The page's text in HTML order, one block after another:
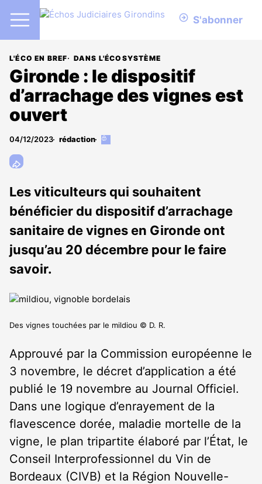
S'abonner
L'ÉCO EN BREF DANS L'ÉCOSYSTÈME
Gironde : le dispositif
d’arrachage des vignes est
ouvert
04/12/2023 rédaction
Cet
abonnés
Les viticulteurs qui souhaitent
bénéficier du dispositif d’arrachage
sanitaire de vignes en Gironde ont
jusqu’au 20 décembre pour le faire
savoir.
Des vignes touchées par le mildiou © D. R.
Approuvé par la Commission européenne le
3 novembre, le décret d’application a été
publié le 19 novembre au Journal Officiel.
Dans une logique d’enrayement de la
flavescence dorée, maladie mortelle de la
vigne, le plan tripartite élaboré par l’État, le
Conseil Interprofessionnel du Vin de
Bordeaux (CIVB) et la Région Nouvelle-